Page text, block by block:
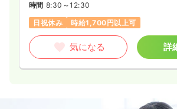
時間 8:30～12:30
日祝休み
時給1,700円以上可
気になる 詳